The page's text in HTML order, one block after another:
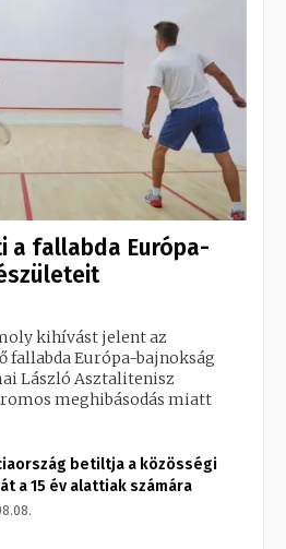
a fallabda Európa-
kihívást jelent az
fallabda Európa-bajnokság
László Asztalitenisz
meghibásodás miatt
betiltja a közösségi
a 15 év alattiak számára